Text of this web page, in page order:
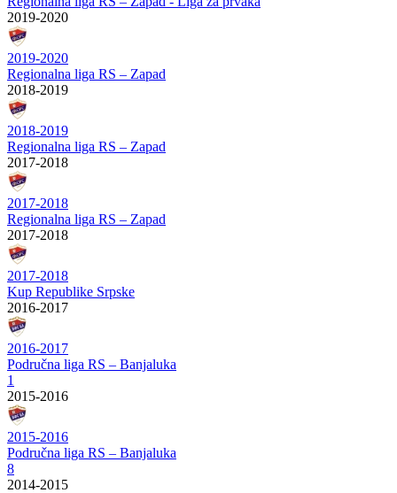
2019-2020
2019-2020
Regionalna liga RS – Zapad
2018-2019
2018-2019
Regionalna liga RS – Zapad
2017-2018
2017-2018
Regionalna liga RS – Zapad
2017-2018
2017-2018
Kup Republike Srpske
2016-2017
2016-2017
Područna liga RS – Banjaluka
1
2015-2016
2015-2016
Područna liga RS – Banjaluka
8
2014-2015